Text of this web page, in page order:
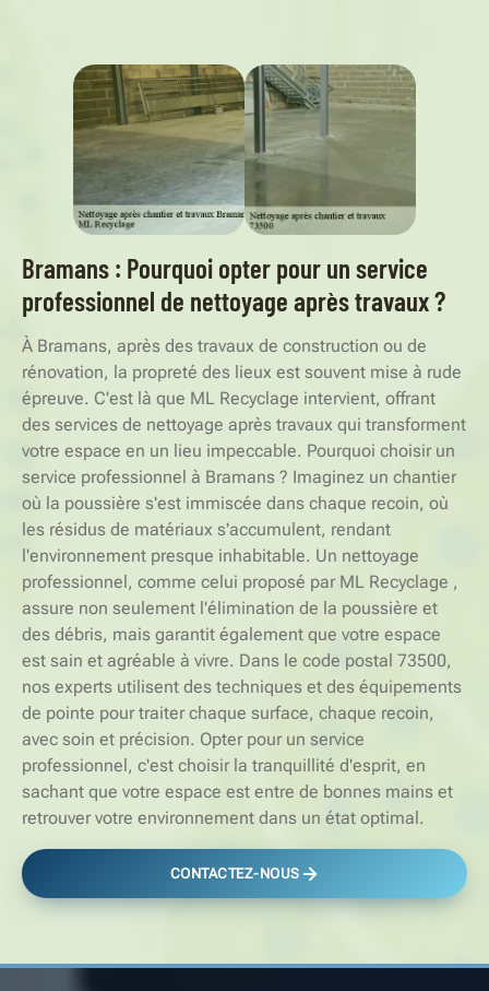
Bramans : Pourquoi opter pour un service
professionnel de nettoyage après travaux ?
À Bramans, après des travaux de construction ou de
rénovation, la propreté des lieux est souvent mise à rude
épreuve. C'est là que ML Recyclage intervient, offrant
des services de nettoyage après travaux qui transforment
votre espace en un lieu impeccable. Pourquoi choisir un
service professionnel à Bramans ? Imaginez un chantier
où la poussière s'est immiscée dans chaque recoin, où
les résidus de matériaux s'accumulent, rendant
l'environnement presque inhabitable. Un nettoyage
professionnel, comme celui proposé par ML Recyclage ,
assure non seulement l'élimination de la poussière et
des débris, mais garantit également que votre espace
est sain et agréable à vivre. Dans le code postal 73500,
nos experts utilisent des techniques et des équipements
de pointe pour traiter chaque surface, chaque recoin,
avec soin et précision. Opter pour un service
professionnel, c'est choisir la tranquillité d'esprit, en
sachant que votre espace est entre de bonnes mains et
retrouver votre environnement dans un état optimal.
CONTACTEZ-NOUS